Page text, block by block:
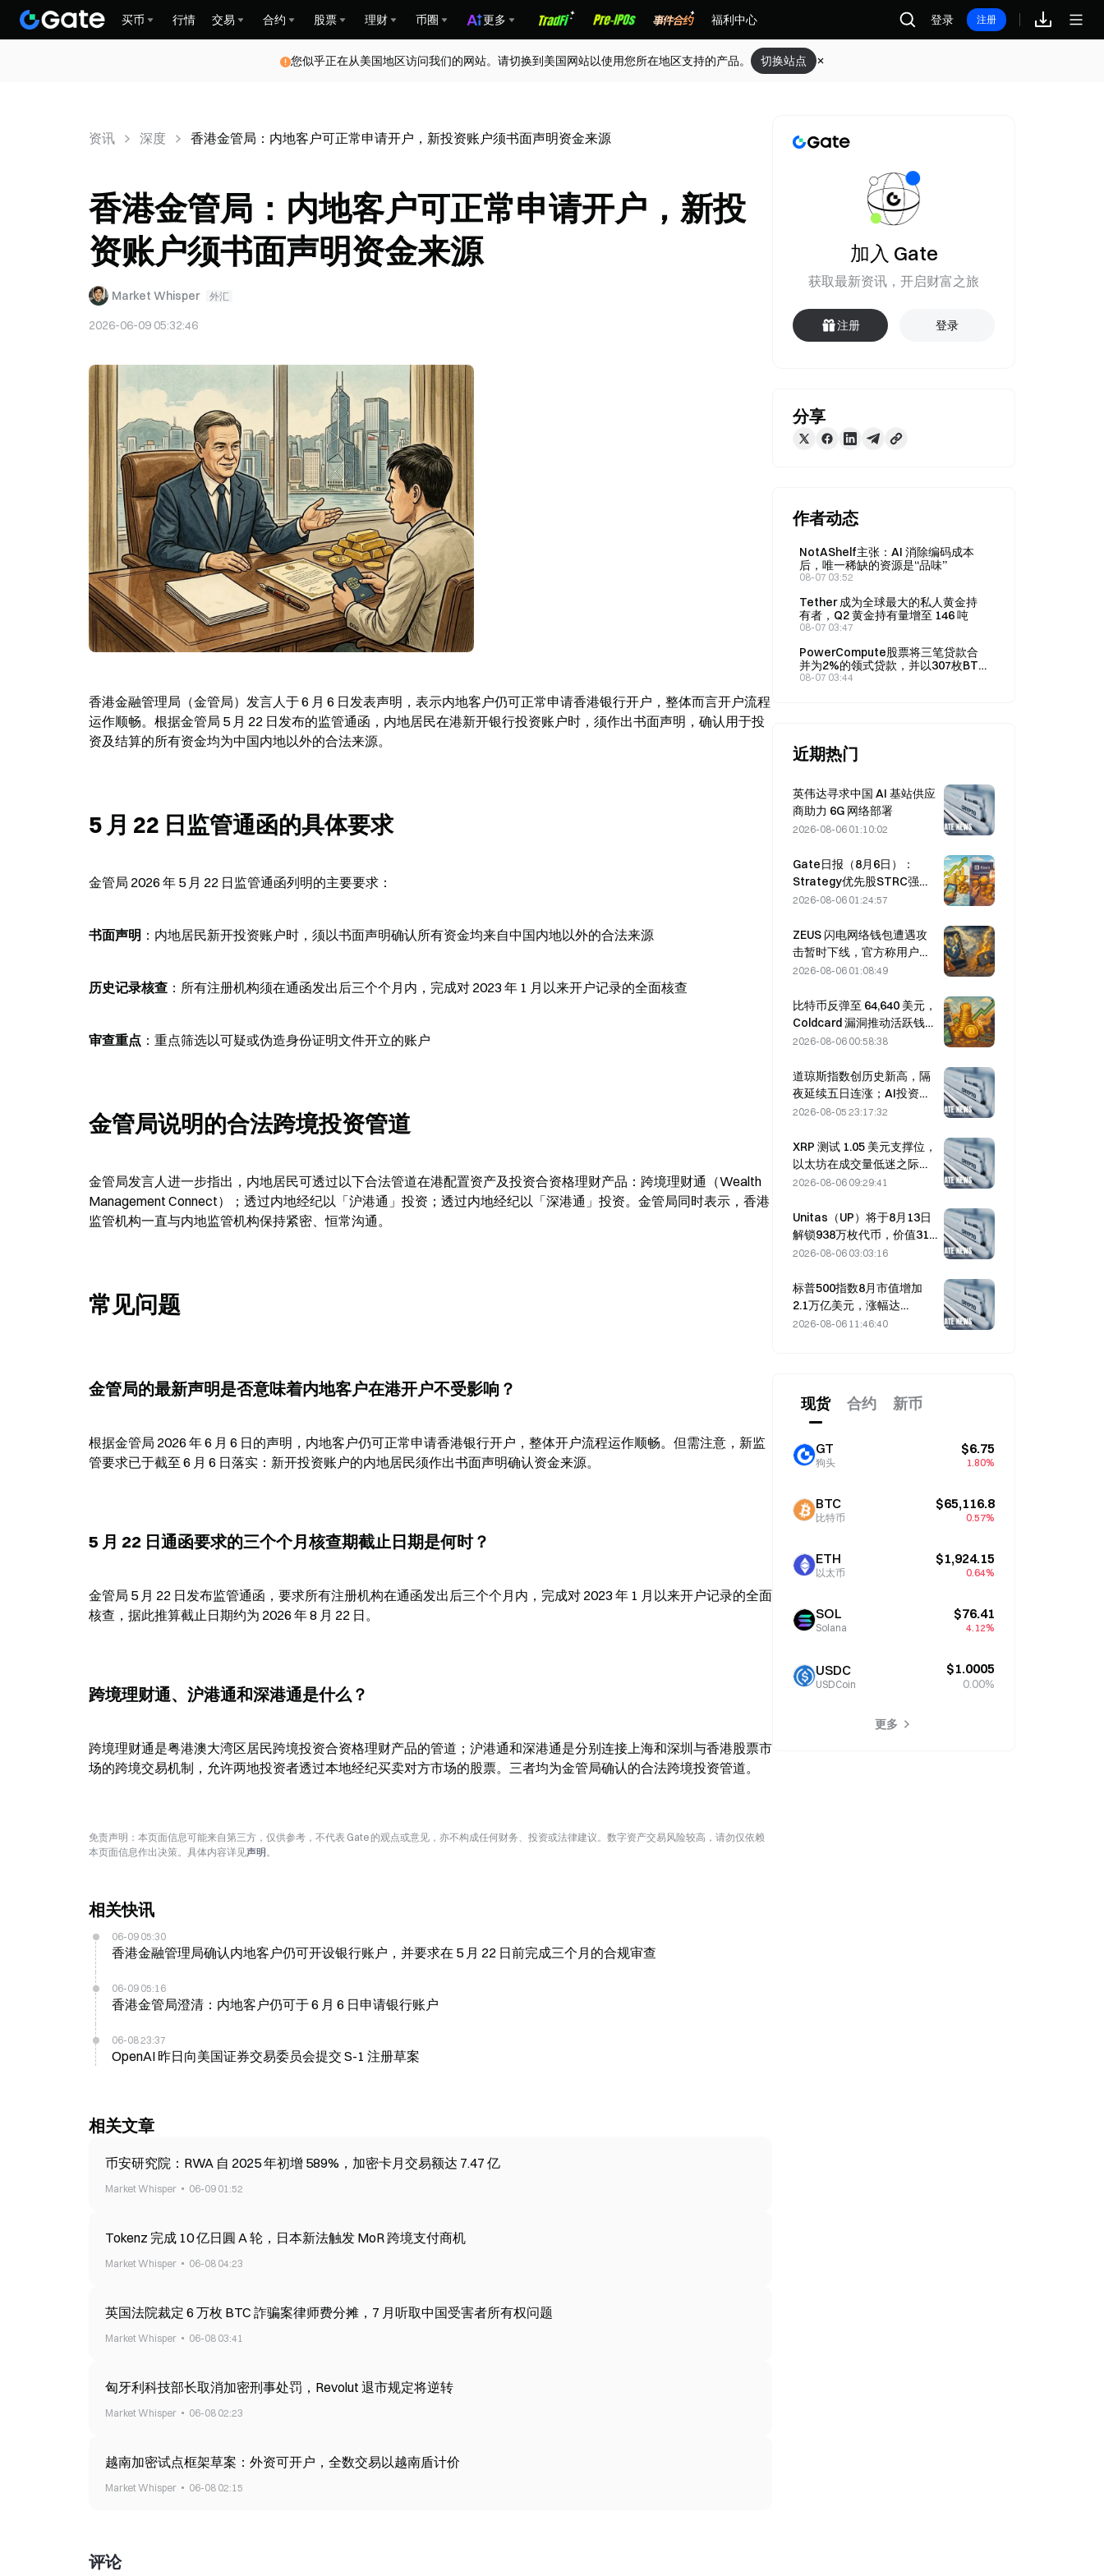
买币 行情 交易 合约 股票 理财 币圈 更多 福利中心 登录 注册
您似乎正在从美国地区访问我们的网站。请切换到美国网站以使用您所在地区支持的产品。 切换站点
资讯 深度 香港金管局：内地客户可正常申请开户，新投资账户须书面声明资金来源
香港金管局：内地客户可正常申请开户，新投
资账户须书面声明资金来源
Market Whisper 外汇
2026-06-09 05:32:46
香港金融管理局（金管局）发言人于 6 月 6 日发表声明，表示内地客户仍可正常申请香港银行开户，整体而言开户流程
运作顺畅。根据金管局 5 月 22 日发布的监管通函，内地居民在港新开银行投资账户时，须作出书面声明，确认用于投
资及结算的所有资金均为中国内地以外的合法来源。
5 月 22 日监管通函的具体要求
金管局 2026 年 5 月 22 日监管通函列明的主要要求：
书面声明 ：内地居民新开投资账户时，须以书面声明确认所有资金均来自中国内地以外的合法来源
历史记录核查 ：所有注册机构须在通函发出后三个个月内，完成对 2023 年 1 月以来开户记录的全面核查
审查重点 ：重点筛选以可疑或伪造身份证明文件开立的账户
金管局说明的合法跨境投资管道
金管局发言人进一步指出，内地居民可透过以下合法管道在港配置资产及投资合资格理财产品：跨境理财通（Wealth
Management Connect）；透过内地经纪以「沪港通」投资；透过内地经纪以「深港通」投资。金管局同时表示，香港
监管机构一直与内地监管机构保持紧密、恒常沟通。
常见问题
金管局的最新声明是否意味着内地客户在港开户不受影响？
根据金管局 2026 年 6 月 6 日的声明，内地客户仍可正常申请香港银行开户，整体开户流程运作顺畅。但需注意，新监
管要求已于截至 6 月 6 日落实：新开投资账户的内地居民须作出书面声明确认资金来源。
5 月 22 日通函要求的三个个月核查期截止日期是何时？
金管局 5 月 22 日发布监管通函，要求所有注册机构在通函发出后三个个月内，完成对 2023 年 1 月以来开户记录的全面
核查，据此推算截止日期约为 2026 年 8 月 22 日。
跨境理财通、沪港通和深港通是什么？
跨境理财通是粤港澳大湾区居民跨境投资合资格理财产品的管道；沪港通和深港通是分别连接上海和深圳与香港股票市
场的跨境交易机制，允许两地投资者透过本地经纪买卖对方市场的股票。三者均为金管局确认的合法跨境投资管道。
免责声明：本页面信息可能来自第三方，仅供参考，不代表 Gate 的观点或意见，亦不构成任何财务、投资或法律建议。数字资产交易风险较高，请勿仅依赖
本页面信息作出决策。具体内容详见声明。
相关快讯
06-09 05:30
香港金融管理局确认内地客户仍可开设银行账户，并要求在 5 月 22 日前完成三个月的合规审查
06-09 05:16
香港金管局澄清：内地客户仍可于 6 月 6 日申请银行账户
06-08 23:37
OpenAI 昨日向美国证券交易委员会提交 S-1 注册草案
相关文章
币安研究院：RWA 自 2025 年初增 589%，加密卡月交易额达 7.47 亿
Market Whisper 06-09 01:52
Tokenz 完成 10 亿日圓 A 轮，日本新法触发 MoR 跨境支付商机
Market Whisper 06-08 04:23
英国法院裁定 6 万枚 BTC 詐骗案律师费分摊，7 月听取中国受害者所有权问题
Market Whisper 06-08 03:41
匈牙利科技部长取消加密刑事处罚，Revolut 退市规定将逆转
Market Whisper 06-08 02:23
越南加密试点框架草案：外资可开户，全数交易以越南盾计价
Market Whisper 06-08 02:15
评论
加入 Gate
获取最新资讯，开启财富之旅
注册 登录
分享
作者动态
NotAShelf主张：AI 消除编码成本
后，唯一稀缺的资源是“品味”
08-07 03:52
Tether 成为全球最大的私人黄金持
有者，Q2 黄金持有量增至 146 吨
08-07 03:47
PowerCompute股票将三笔贷款合
并为2%的领式贷款，并以307枚BTC
作为抵押
08-07 03:44
近期热门
英伟达寻求中国 AI 基站供应
商助力 6G 网络部署
2026-08-06 01:10:02
Gate日报（8月6日）：
Strategy优先股STRC强势
反弹；Block上调2026全年
2026-08-06 01:24:57
ZEUS 闪电网络钱包遭遇攻
击暂时下线，官方称用户资
金未丢失
2026-08-06 01:08:49
比特币反弹至 64,640 美元，
Coldcard 漏洞推动活跃钱包
数量创三个月新高
2026-08-06 00:58:38
道琼斯指数创历史新高，隔
夜延续五日连涨；AI投资推
动市场走高
2026-08-05 23:17:32
XRP 测试 1.05 美元支撑位，
以太坊在成交量低迷之际守
住 1,908 美元
2026-08-06 09:29:41
Unitas（UP）将于8月13日
解锁938万枚代币，价值318
万美元
2026-08-06 03:03:16
标普500指数8月市值增加
2.1万亿美元，涨幅达
3.12%，而比特币仅上涨2%
2026-08-06 11:46:40
现货 合约 新币
GT
狗头
$6.75
1.80%
BTC
比特币
$65,116.8
0.57%
ETH
以太币
$1,924.15
0.64%
SOL
Solana
$76.41
4.12%
USDC
USDCoin
$1.0005
0.00%
更多